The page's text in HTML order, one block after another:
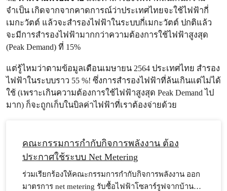
จำเป็น เกิดจากจากคาดการณ์ว่าประเทศไทยจะใช้ไฟฟ้ากี่
เมกะวัตต์ แล้วจะสำรองไฟฟ้าในระบบกี่เมกะวัตต์ ปกติแล้ว
จะมีการสำรองไฟฟ้ามากกว่าความต้องการใช้ไฟฟ้าสูงสุด
(Peak Demand) ที่ 15%
แต่รู้ไหมว่าตามข้อมูลเดือนเมษายน 2564 ประเทศไทย สำรอง
ไฟฟ้าในระบบราว 55 %! ซึ่งการสำรองไฟฟ้าที่ล้นเกินแต่ไม่ได้
ใช้ (เพราะเกินความต้องการใช้ไฟฟ้าสูงสุด Peak Demand ไป
มาก) ก็จะถูกเก็บในบิลค่าไฟฟ้าที่เราต้องจ่ายด้วย
คณะกรรมการกำกับกิจการพลังงาน ต้อง
ประกาศใช้ระบบ Net Metering
ร่วมเรียกร้องให้คณะกรรมการกำกับกิจการพลังงาน ออก
มาตรการ net metering รับซื้อไฟฟ้าโซลาร์รูฟจากบ้าน